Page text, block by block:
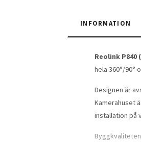
INFORMATION
Reolink P840
hela 360°/90°
Designen är
Kamerahuset
installation på